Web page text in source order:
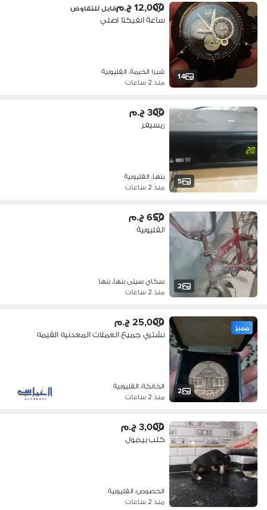
14
12,000 ج.م قابل للتفاوض
ساعة انفيكتا اصلي
شبرا الخيمة، القليوبية
منذ 2 ساعات
5
300 ج.م
ريسيفر
بنها، القليوبية
منذ 2 ساعات
2
650 ج.م
القليوبية
سكاي سيتى بنها، بنها
منذ 2 ساعات
2
مميز 25,000 ج.م
نشتري جميع العملات المعدنيه القيمه
الخانكة، القليوبية
منذ 2 ساعات
3,000 ج.م
كلب بيدبول
الخصوص، القليوبية
منذ 2 ساعات